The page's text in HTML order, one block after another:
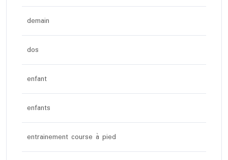
demain
dos
enfant
enfants
entrainement course à pied